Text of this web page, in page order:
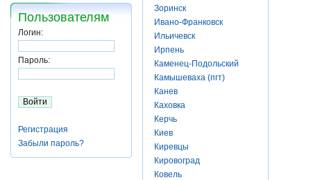
Пользователям
Логин:
Пароль:
Регистрация
Забыли пароль?
Зоринск
Ивано-Франковск
Ильичевск
Ирпень
Каменец-Подольский
Камышеваха (пгт)
Канев
Каховка
Керчь
Киев
Киревцы
Кировоград
Ковель